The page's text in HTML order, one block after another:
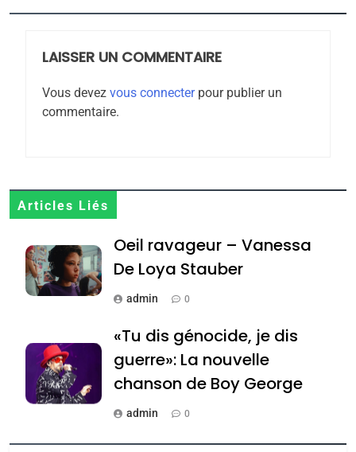
LAISSER UN COMMENTAIRE
Vous devez vous connecterpour publier un
commentaire.
Articles Liés
Oeil ravageur – Vanessa
De Loya Stauber
admin 0
«Tu dis génocide, je dis
guerre»: La nouvelle
chanson de Boy George
admin 0
FIÈRE, DIGNE ET RÉSILIENTE :
MA JUDAÏTE par Thérèse
ISRAÉL JUDAISME
7
8
Tafraout, le miel de Tadla
Azilal consacrés produits
du terroir
DAFINA MAROC
Oeil ravageur – Vanessa
De Loya Stauber
ISRAÉL